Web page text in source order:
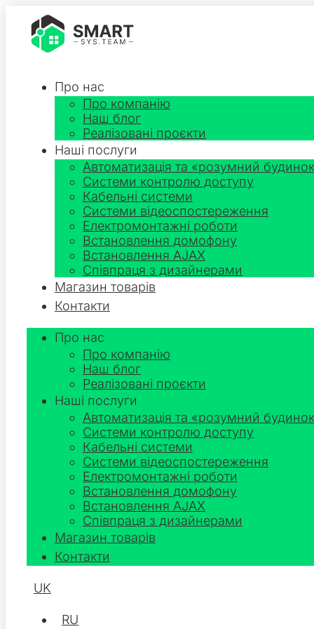
Про нас
Про компанію
Наш блог
Реалізовані проєкти
Наші послуги
Автоматизація та «розумний
Системи контролю доступу
Кабельні системи
Системи відеоспостереження
Електромонтажні роботи
Встановлення домофону
Встановлення AJAX
Співпраця з дизайнерами
Магазин товарів
Контакти
Про нас
Про компанію
Наш блог
Реалізовані проєкти
Наші послуги
Автоматизація та «розумний
Системи контролю доступу
Кабельні системи
Системи відеоспостереження
Електромонтажні роботи
Встановлення домофону
Встановлення AJAX
Співпраця з дизайнерами
Магазин товарів
Контакти
UK
RU